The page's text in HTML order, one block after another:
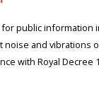
public information
noise and vibrations
with Royal Decree